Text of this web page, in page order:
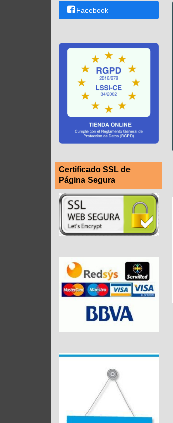
Facebook
Certificado SSL de
Página Segura